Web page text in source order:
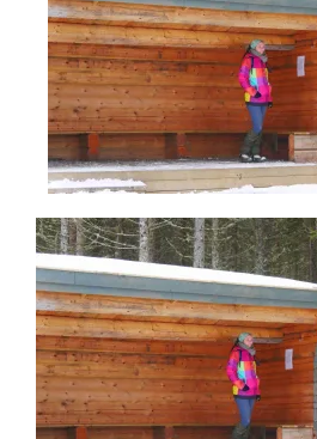
IMPRESSUM
UNTERWEGS
FAHRZEUG UND TECHNIK
WISSENSWERTES
ÜBER UNS